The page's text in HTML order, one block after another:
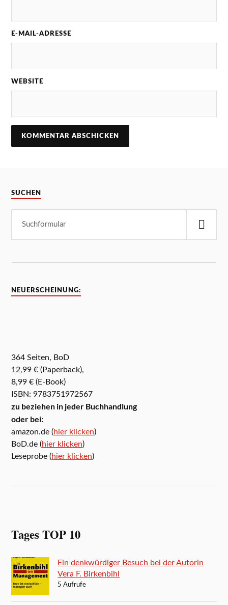
E-MAIL-ADRESSE
WEBSITE
SUCHEN
NEUERSCHEINUNG:
364 Seiten, BoD
12,99 € (Paperback),
8,99 € (E-Book)
ISBN: 9783751972567
zu beziehen in jeder Buchhandlung
oder bei:
amazon.de (hier klicken)
BoD.de (hier klicken)
Leseprobe (hier klicken)
Tages TOP 10
Ein denkwürdiger Besuch bei der Autorin
Vera F. Birkenbihl
5 Aufrufe